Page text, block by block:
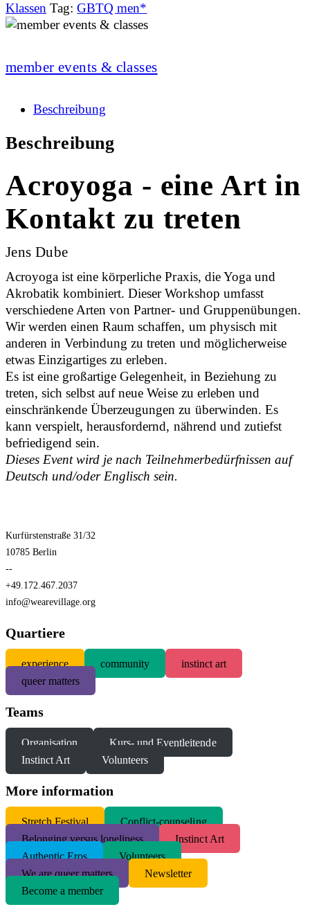
Klassen Tag: GBTQ men*
member events & classes
Beschreibung
Beschreibung
Acroyoga - eine Art in
Kontakt zu treten
Jens Dube
Acroyoga ist eine körperliche Praxis, die Yoga und
Akrobatik kombiniert. Dieser Workshop umfasst
verschiedene Arten von Partner- und Gruppenübungen.
Wir werden einen Raum schaffen, um physisch mit
anderen in Verbindung zu treten und möglicherweise
etwas Einzigartiges zu erleben.
Es ist eine großartige Gelegenheit, in Beziehung zu
treten, sich selbst auf neue Weise zu erleben und
einschränkende Überzeugungen zu überwinden. Es
kann verspielt, herausfordernd, nährend und zutiefst
befriedigend sein.
Dieses Event wird je nach Teilnehmerbedürfnissen auf
Deutsch und/oder Englisch sein.
Kurfürstenstraße 31/32
10785 Berlin
--
+49.172.467.2037
info@wearevillage.org
Quartiere
experience community
instinct art
queer matters
Teams
Organisation
Kurs- und Eventleitende
Instinct Art
Volunteers
More information
Stretch Festival
Conflict-counseling
Belonging versus loneliness
Instinct Art
Authentic Eros
Volunteers
We are queer matters
Newsletter
Become a member